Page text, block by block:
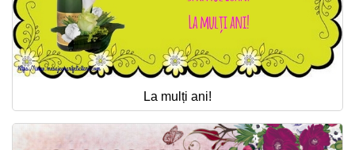
La mulți ani!